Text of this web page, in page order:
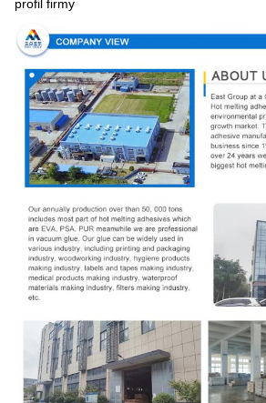
profil firmy